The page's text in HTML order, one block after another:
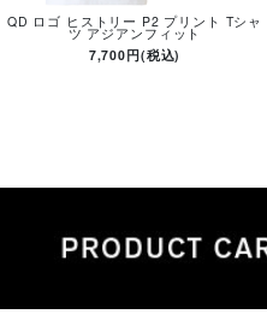
QD ロゴ ヒストリー P2 プリント Tシャ
ツ アジアンフィット
7,700円(税込)